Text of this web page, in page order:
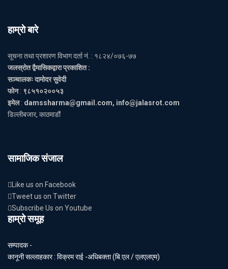
हाम्राे बारे
सूचना तथा प्रशारण विभाग दर्ता नं. : १८२४/०७६-७७
जलस्रोत द्वैमासिकद्वारा प्रकाशित :
सञ्चालकः दामोदर सुवेदी
फोन: ९८५१०२००५३
इमेल: damssharma@gmail.com, info@jalasrot.com
डिल्लीबजार, काठमाडौं
सामाजिक संजाल
Like us on Facebook
Tweet us on Twitter
Subscribe Us on Youtube
हाम्रो समूह
सम्पादक -
कानूनी सल्लाहकार : विक्रम राई -अधिबक्ता (बि.एल / एलएलएम)